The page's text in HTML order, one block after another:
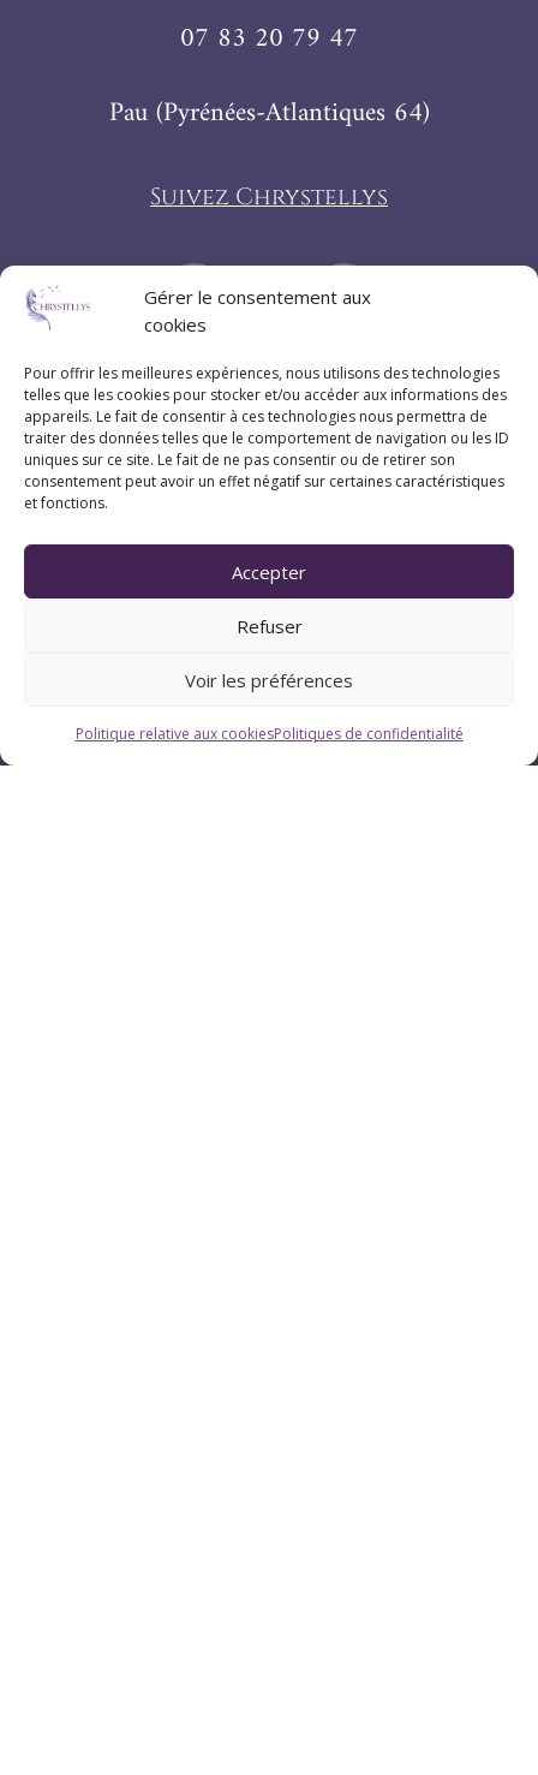
Gérer le consentement aux
cookies
Pour offrir les meilleures expériences, nous utilisons des technologies
telles que les cookies pour stocker et/ou accéder aux informations des
appareils. Le fait de consentir à ces technologies nous permettra de
traiter des données telles que le comportement de navigation ou les ID
uniques sur ce site. Le fait de ne pas consentir ou de retirer son
consentement peut avoir un effet négatif sur certaines caractéristiques
et fonctions.
Accepter
Refuser
Voir les préférences
Politique relative aux cookiesPolitiques de confidentialité
07 83 20 79 47
Pau (Pyrénées-Atlantiques 64)
Suivez Chrystellys